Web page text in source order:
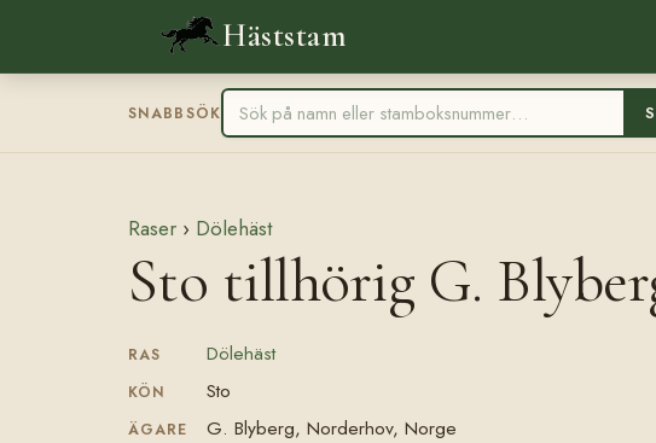
Häststam
SNABBSÖK
Raser › Dölehäst
Sto tillhörig G.
RAS Dölehäst
KÖN Sto
ÄGARE G. Blyberg, Norderhov, Norge